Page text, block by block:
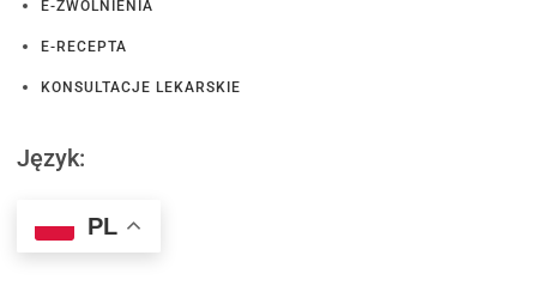
E-ZWOLNIENIA
E-RECEPTA
KONSULTACJE LEKARSKIE
Język:
PL